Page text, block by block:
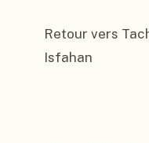
Retour vers
Isfahan